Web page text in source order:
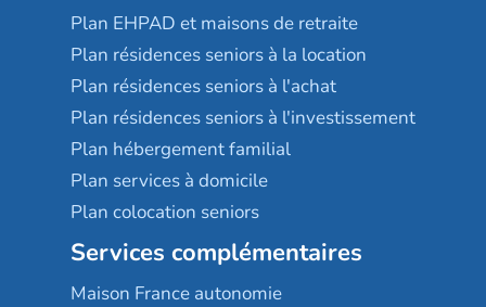
Plan EHPAD et maisons de retraite
Plan résidences seniors à la location
Plan résidences seniors à l'achat
Plan résidences seniors à l'investissement
Plan hébergement familial
Plan services à domicile
Plan colocation seniors
Services complémentaires
Maison France autonomie